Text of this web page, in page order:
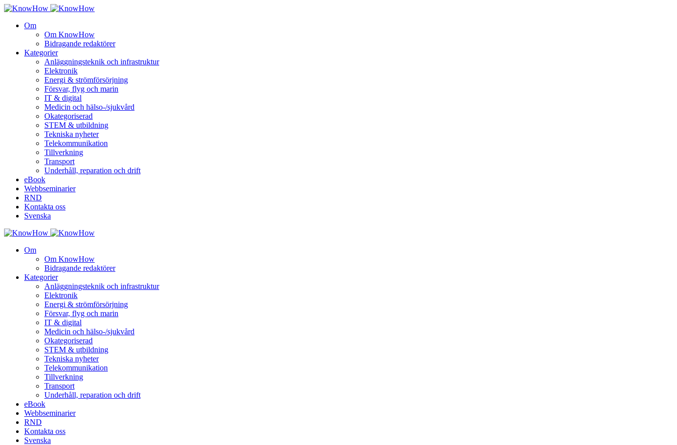
Om
Om KnowHow
Bidragande redaktörer
Kategorier
Anläggningsteknik och infrastruktur
Elektronik
Energi & strömförsörjning
Försvar, flyg och marin
IT & digital
Medicin och hälso-/sjukvård
Okategoriserad
STEM & utbildning
Tekniska nyheter
Telekommunikation
Tillverkning
Transport
Underhåll, reparation och drift
eBook
Webbseminarier
RND
Kontakta oss
Svenska
Om
Om KnowHow
Bidragande redaktörer
Kategorier
Anläggningsteknik och infrastruktur
Elektronik
Energi & strömförsörjning
Försvar, flyg och marin
IT & digital
Medicin och hälso-/sjukvård
Okategoriserad
STEM & utbildning
Tekniska nyheter
Telekommunikation
Tillverkning
Transport
Underhåll, reparation och drift
eBook
Webbseminarier
RND
Kontakta oss
Svenska